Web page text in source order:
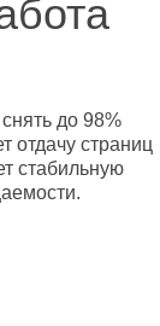
до 98%
отдачу страниц
стабильную